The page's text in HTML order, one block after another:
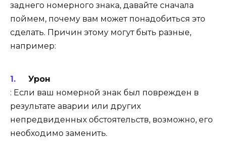
заднего номерного знака, давайте сначала
поймем, почему вам может понадобиться это
сделать. Причин этому могут быть разные,
например:
Урон
: Если ваш номерной знак был поврежден в
результате аварии или других
непредвиденных обстоятельств, возможно, его
необходимо заменить.